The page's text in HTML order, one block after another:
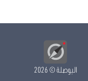
البوصلة© 2026